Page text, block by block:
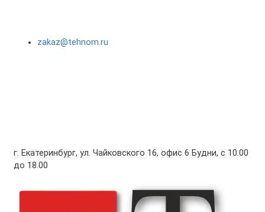
zakaz@tehnom.ru
г. Екатеринбург, ул. Чайковского 16, офис 6 Будни, с 10.00
до 18.00